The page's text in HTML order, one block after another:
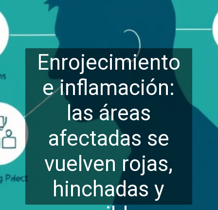
Enrojecimiento
e inflamación:
las áreas
afectadas se
vuelven rojas,
hinchadas y